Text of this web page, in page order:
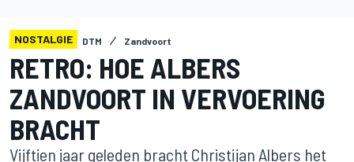
NOSTALGIE DTM Zandvoort
RETRO: HOE ALBERS
ZANDVOORT IN VERVOERING
BRACHT
Vijftien jaar geleden bracht Christijan Albers het